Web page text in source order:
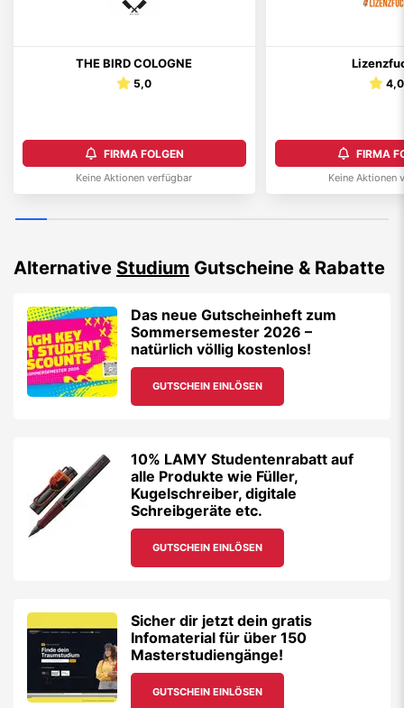
THE BIRD COLOGNE
5,0
FIRMA FOLGEN
Keine Aktionen verfügbar
4,0
FIRMA
Keine Aktionen
Alternative Studium Gutscheine & Rabatte
Das neue Gutscheinheft zum
Sommersemester 2026 –
natürlich völlig kostenlos!
GUTSCHEIN EINLÖSEN
10% LAMY Studentenrabatt auf
alle Produkte wie Füller,
Kugelschreiber, digitale
Schreibgeräte etc.
GUTSCHEIN EINLÖSEN
Sicher dir jetzt dein gratis
Infomaterial für über 150
Masterstudiengänge!
GUTSCHEIN EINLÖSEN